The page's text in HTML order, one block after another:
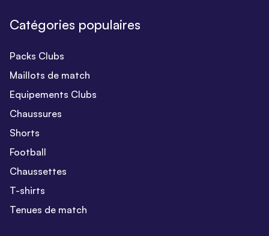
Catégories populaires
Packs Clubs
Maillots de match
Equipements Clubs
Chaussures
Shorts
Football
Chaussettes
T-shirts
Tenues de match